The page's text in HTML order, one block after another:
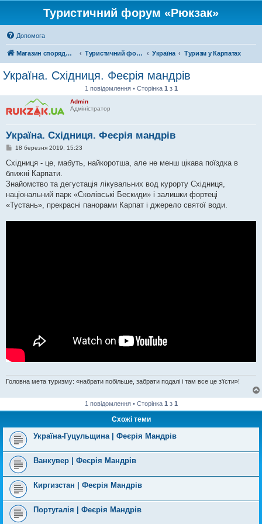
Туристичний форум «Рюкзак»
Допомога
Магазин спорядження Туристичний форум «Рюкзак» Україна Туризм у Карпатах
Україна. Східниця. Феєрія мандрів
1 повідомлення • Сторінка 1 з 1
Admin
Адміністратор
Україна. Східниця. Феєрія мандрів
П
в
д
о
л
е
н
18 березня 2019, 15:23
Східниця - це, мабуть, найкоротша, але не менш цікава поїздка в
ближні Карпати.
Знайомство та дегустація лікувальних вод курорту Східниця,
національний парк «Сколівські Бескиди» і залишки фортеці
«Тустань», прекрасні панорами Карпат і джерело святої води.
Головна мета туризму: «набрати побільше, забрати подалі і там все це з'їсти»!
1 повідомлення • Сторінка 1 з 1
Схожі теми
Україна-Гуцульщина | Феєрія Мандрів
Ванкувер | Феєрія Мандрів
Киргизстан | Феєрія Мандрів
Португалія | Феєрія Мандрів